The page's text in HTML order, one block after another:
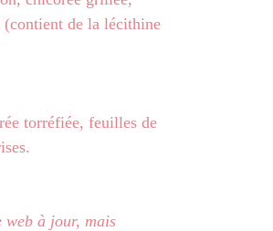
(contient de la lécithine
torréfiée, feuilles de
web à jour, mais